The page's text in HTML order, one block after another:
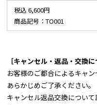
税込 6,600円
商品記号：TO001
［キャンセル・返品・交換に
お客様のご都合によるキャ
あらかじめご了承ください。
キャンセル返品交換につい